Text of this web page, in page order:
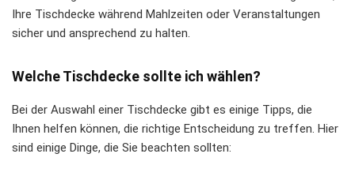
Ihre Tischdecke während Mahlzeiten oder Veranstaltungen
sicher und ansprechend zu halten.
Welche Tischdecke sollte ich wählen?
Bei der Auswahl einer Tischdecke gibt es einige Tipps, die
Ihnen helfen können, die richtige Entscheidung zu treffen. Hier
sind einige Dinge, die Sie beachten sollten: